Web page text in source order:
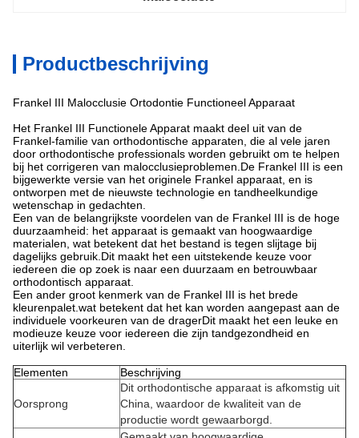
Productbeschrijving
Frankel III Malocclusie Ortodontie Functioneel Apparaat
Het Frankel III Functionele Apparat maakt deel uit van de
Frankel-familie van orthodontische apparaten, die al vele jaren
door orthodontische professionals worden gebruikt om te helpen
bij het corrigeren van malocclusieproblemen.De Frankel III is een
bijgewerkte versie van het originele Frankel apparaat, en is
ontworpen met de nieuwste technologie en tandheelkundige
wetenschap in gedachten.
Een van de belangrijkste voordelen van de Frankel III is de hoge
duurzaamheid: het apparaat is gemaakt van hoogwaardige
materialen, wat betekent dat het bestand is tegen slijtage bij
dagelijks gebruik.Dit maakt het een uitstekende keuze voor
iedereen die op zoek is naar een duurzaam en betrouwbaar
orthodontisch apparaat.
Een ander groot kenmerk van de Frankel III is het brede
kleurenpalet.wat betekent dat het kan worden aangepast aan de
individuele voorkeuren van de dragerDit maakt het een leuke en
modieuze keuze voor iedereen die zijn tandgezondheid en
uiterlijk wil verbeteren.
Elementen Beschrijving
Oorsprong
Dit orthodontische apparaat is afkomstig uit
China, waardoor de kwaliteit van de
productie wordt gewaarborgd.